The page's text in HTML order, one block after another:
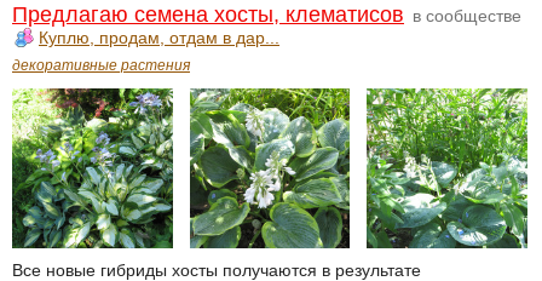
Предлагаю семена хосты, клематисов в сообществе
Куплю, продам, отдам в дар...
декоративные растения
Все новые гибриды хосты получаются в результате